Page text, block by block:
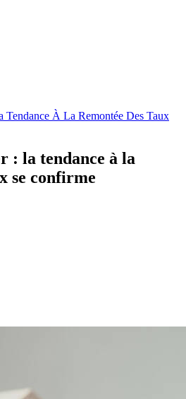
À La Remontée Des Taux
: la tendance à la
se confirme